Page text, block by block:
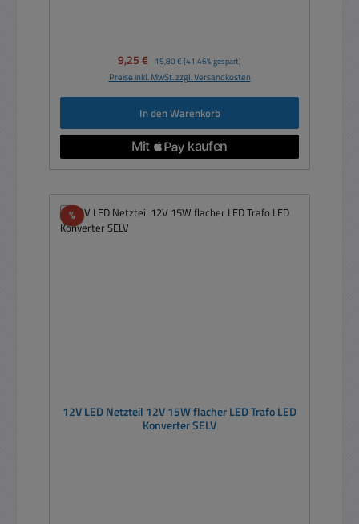
Verkaufspreis:
9,25 € Regulärer Preis:
15,80 € (41.46% gespart)
Preise inkl. MwSt. zzgl. Versandkosten
In den Warenkorb
%Rabatt
12V LED Netzteil 12V 15W flacher LED Trafo LED
Konverter SELV